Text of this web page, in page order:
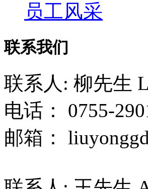
员工风采
联系我们
联系人: 柳先生
电话： 0755-
邮箱：